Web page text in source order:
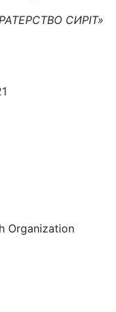
СИРІТ»
Organization